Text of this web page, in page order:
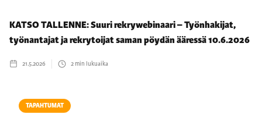
KATSO TALLENNE: Suuri rekrywebinaari – Työnhakijat,
työnantajat ja rekrytoijat saman pöydän ääressä 10.6.2026
21.5.2026 2min lukuaika
TAPAHTUMAT